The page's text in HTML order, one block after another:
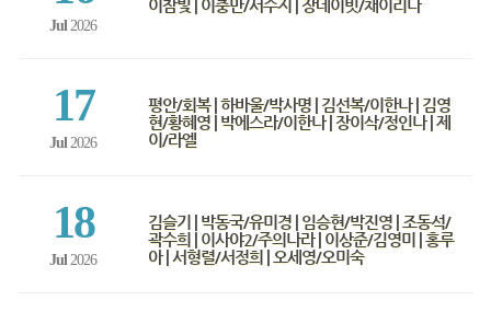
Jul 2026
이참빛 | 이충만/서수지 | 장데이빗/채이리나
17
Jul 2026
평안/회복 | 하바울/박사명 | 김선복/이한나 | 김영
현/황혜영 | 박에스라/이한나 | 장이삭/정인나 | 제
이/라엘
18
Jul 2026
김슬기 | 박동국/유미경 | 임승현/박진영 | 조동석/
곽수희 | 이사야2/주의나라 | 이상준/김영미 | 홍루
아 | 서형렬/서정희 | 오세영/오미숙